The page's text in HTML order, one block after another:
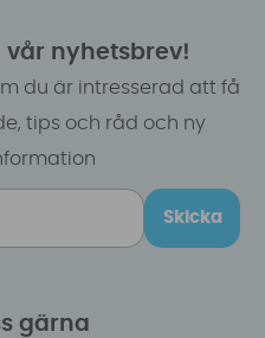
vår nyhetsbrev!
du är intresserad att få
tips och råd och ny
Skicka
gärna